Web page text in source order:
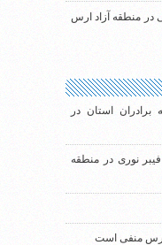
در منطقه آزاد ارس
برادران استان در
فیبر نوری در منطقه
ارس منفی است